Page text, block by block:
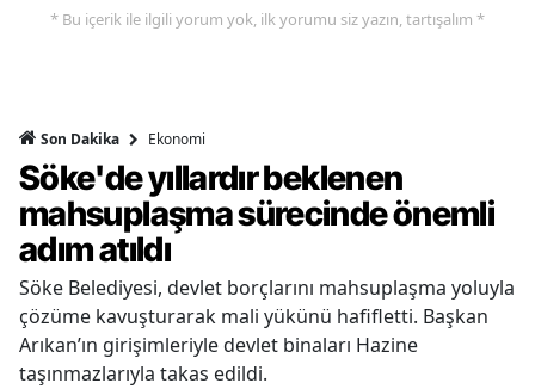
* Bu içerik ile ilgili yorum yok, ilk yorumu siz yazın, tartışalım *
Son Dakika Ekonomi
Söke'de yıllardır beklenen
mahsuplaşma sürecinde önemli
adım atıldı
Söke Belediyesi, devlet borçlarını mahsuplaşma yoluyla
çözüme kavuşturarak mali yükünü hafifletti. Başkan
Arıkan’ın girişimleriyle devlet binaları Hazine
taşınmazlarıyla takas edildi.